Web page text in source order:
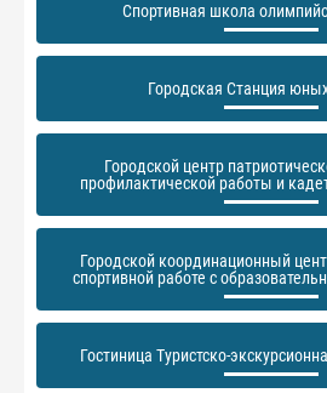
Спортивная школа
Городская Станция
Городской центр
профилактической работы и
Городской координационный
спортивной работе с
Гостиница Туристско-